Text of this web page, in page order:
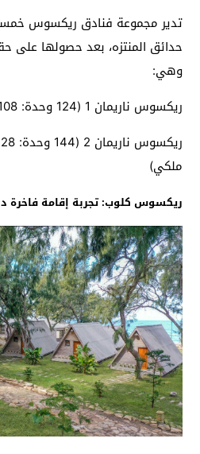
تدير مجموعة فنادق ريكسوس
حدائق المنتزه، بعد حصولها على
وهي:
ريكسوس ناريمان 1 (124 وحدة: 108 غرف و16 جناحًا)
ملكي)
ريكسوس كلوب: تجربة إقامة فاخرة